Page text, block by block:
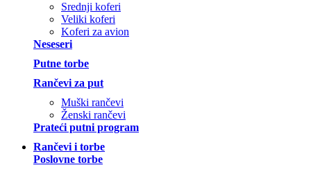
Srednji koferi
Veliki koferi
Koferi za avion
Neseseri
Putne torbe
Rančevi za put
Muški rančevi
Ženski rančevi
Prateći putni program
Rančevi i torbe
Poslovne torbe